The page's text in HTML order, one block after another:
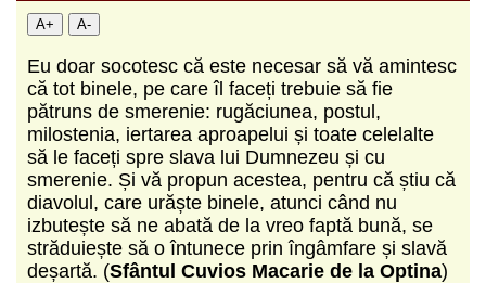
A+ A-
Eu doar socotesc că este necesar să vă amintesc
că tot binele, pe care îl faceți trebuie să fie
pătruns de smerenie: rugăciunea, postul,
milostenia, iertarea aproapelui și toate celelalte
să le faceți spre slava lui Dumnezeu și cu
smerenie. Și vă propun acestea, pentru că știu că
diavolul, care urăște binele, atunci când nu
izbutește să ne abată de la vreo faptă bună, se
străduiește să o întunece prin îngâmfare și slavă
deșartă. (Sfântul Cuvios Macarie de la Optina)